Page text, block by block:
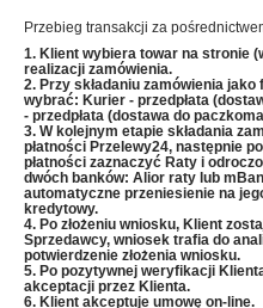
Przebieg transakcji za
1. Klient wybiera towar na stronie
realizacji zamówienia.
2. Przy składaniu zamówienia
wybrać: Kurier - przedpłata
- przedpłata (dostawa do
3. W kolejnym etapie składania
płatności Przelewy24, następnie
płatności zaznaczyć Raty i
dwóch banków: Alior raty lub
automatyczne przeniesienie na
kredytowy.
4. Po złożeniu wniosku, Klient
Sprzedawcy, wniosek trafia do
potwierdzenie złożenia wniosku.
5. Po pozytywnej weryfikacji
akceptacji przez Klienta.
6. Klient akceptuje umowę on-line.